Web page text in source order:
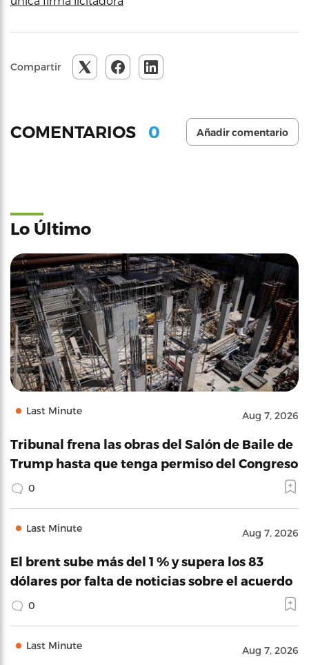
Compartir
COMENTARIOS 0 Añadir comentario
Lo Último
Last Minute Aug 7, 2026
Tribunal frena las obras del Salón de Baile de
Trump hasta que tenga permiso del Congreso
0
Last Minute Aug 7, 2026
El brent sube más del 1 % y supera los 83
dólares por falta de noticias sobre el acuerdo
0
Last Minute Aug 7, 2026